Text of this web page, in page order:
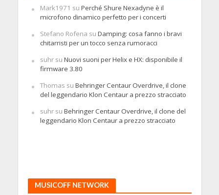
Mark1971 su Perché Shure Nexadyne è il
microfono dinamico perfetto per i concerti
Stefano Rofena su Damping: cosa fanno i bravi
chitarristi per un tocco senza rumoracci
suhrsu Nuovi suoni per Helix e HX: disponibile il
firmware 3.80
Thomas su Behringer Centaur Overdrive, il clone
del leggendario Klon Centaur a prezzo stracciato
suhrsu Behringer Centaur Overdrive, il clone del
leggendario Klon Centaur a prezzo stracciato
MUSICOFF NETWORK